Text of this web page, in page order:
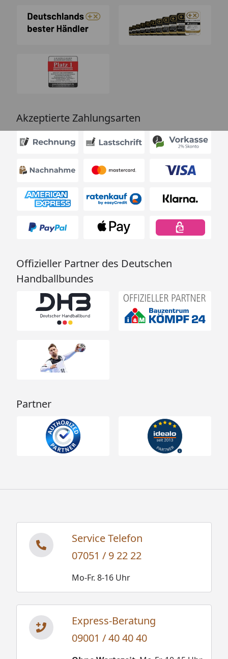
Akzeptierte Zahlungsarten
Offizieller Partner des Deutschen
Handballbundes
Partner
Service Telefon
07051 / 9 22 22
Mo-Fr. 8-16 Uhr
Express-Beratung
09001 / 40 40 40